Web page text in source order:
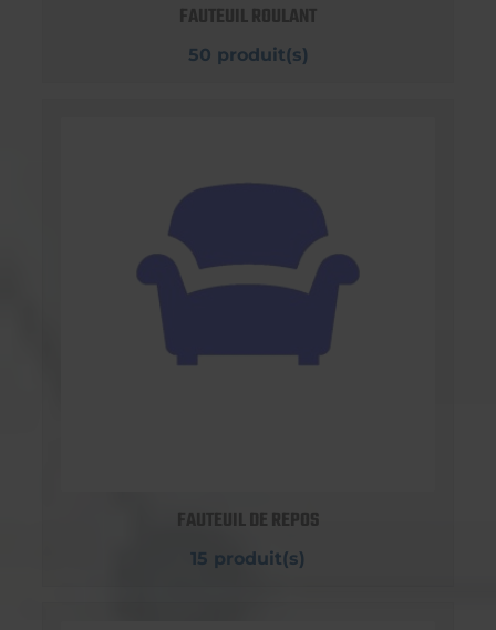
FAUTEUIL ROULANT
50 produit(s)
FAUTEUIL DE REPOS
15 produit(s)